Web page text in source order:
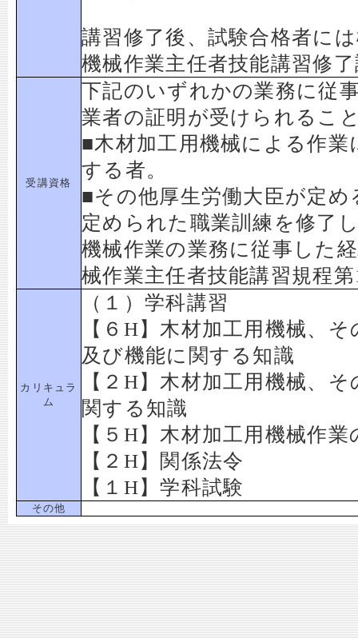
講習修了後、試験合格者に
機械作業主任者技能講習修
受講資格
下記のいずれかの業務に従
業者の証明が受けられるこ
■木材加工用機械による作
する者。
■その他厚生労働大臣が定め
定められた職業訓練を修了
機械作業の業務に従事した
械作業主任者技能講習規程
カリキュラ
ム
（１）学科講習
【６H】木材加工用機械、
及び機能に関する知識
【２H】木材加工用機械、
関する知識
【５H】木材加工用機械作
【２H】関係法令
【１H】学科試験
その他